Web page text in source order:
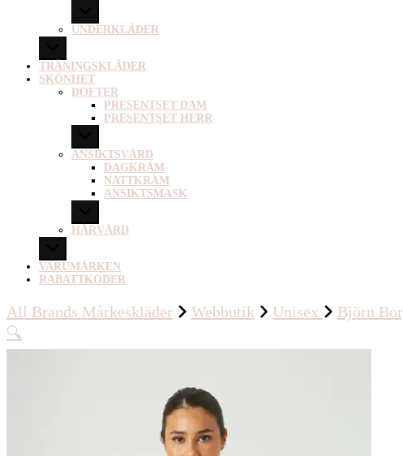
UNDERKLÄDER
TRÄNINGSKLÄDER
SKÖNHET
DOFTER
PRESENTSET DAM
PRESENTSET HERR
ANSIKTSVÅRD
DAGKRÄM
NATTKRÄM
ANSIKTSMASK
HÅRVÅRD
VARUMÄRKEN
RABATTKODER
All Brands Mårkeskläder Webbutik Unisex
Björn
🔍